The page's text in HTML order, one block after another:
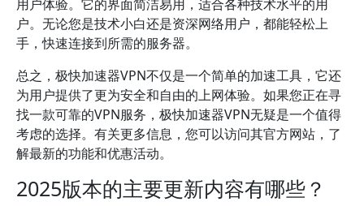
用户体验。它的界面简洁易用，适合各种技术水平的用
户。无论您是技术小白还是资深网络用户，都能轻松上
手，快速连接到所需的服务器。
总之，极快加速器VPN不仅是一个简单的加速工具，它还
为用户提供了更为安全和自由的上网体验。如果您正在寻
找一款可靠的VPN服务，极快加速器VPN无疑是一个值得
考虑的选择。有关更多信息，您可以访问其官方网站，了
解最新的功能和优惠活动。
2025版本的主要更新内容有哪些？